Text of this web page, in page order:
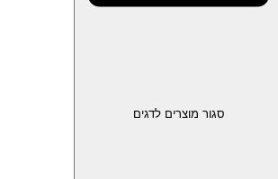
סגור מוצרים לדגים